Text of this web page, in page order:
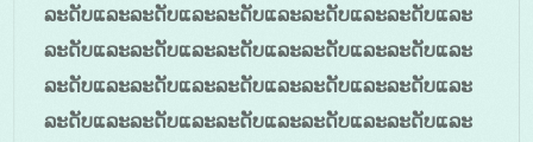
ລະດັບແລະລະດັບແລະລະດັບແລະລະດັບແລະລະດັບແລະ
ລະດັບແລະລະດັບແລະລະດັບແລະລະດັບແລະລະດັບແລະ
ລະດັບແລະລະດັບແລະລະດັບແລະລະດັບແລະລະດັບແລະ
ລະດັບແລະລະດັບແລະລະດັບແລະລະດັບແລະລະດັບແລະ